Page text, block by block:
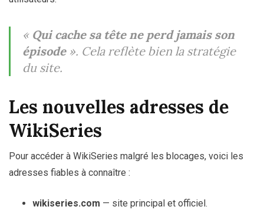
« Qui cache sa tête ne perd jamais son
épisode». Cela reflète bien la stratégie
du site.
Les nouvelles adresses de
WikiSeries
Pour accéder à WikiSeries malgré les blocages, voici les
adresses fiables à connaître :
wikiseries.com — site principal et officiel.